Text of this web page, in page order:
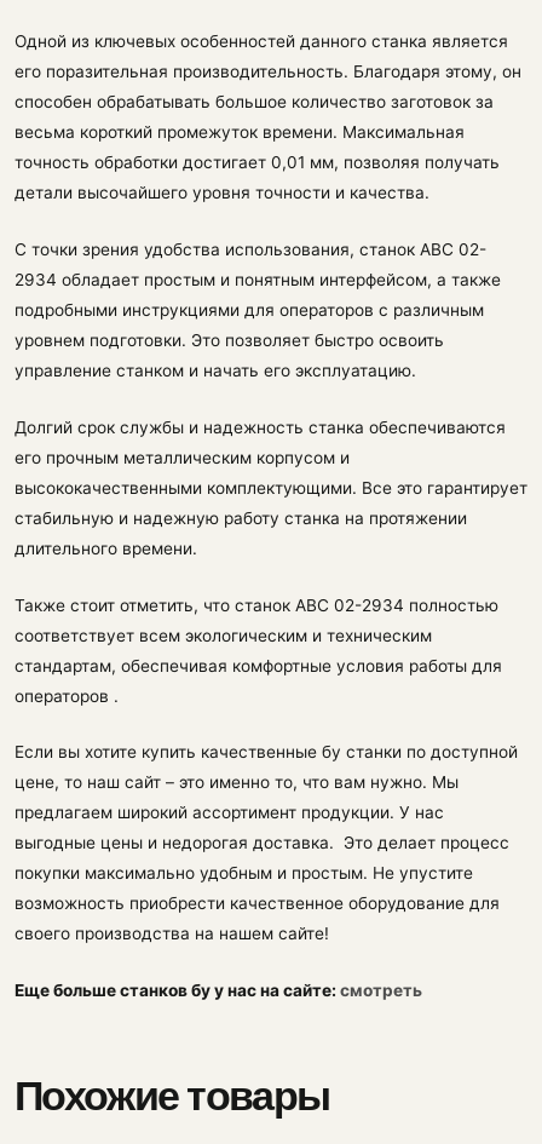
Одной из ключевых особенностей данного станка является
его поразительная производительность. Благодаря этому, он
способен обрабатывать большое количество заготовок за
весьма короткий промежуток времени. Максимальная
точность обработки достигает 0,01 мм, позволяя получать
детали высочайшего уровня точности и качества.
С точки зрения удобства использования, станок АВС 02-
2934 обладает простым и понятным интерфейсом, а также
подробными инструкциями для операторов с различным
уровнем подготовки. Это позволяет быстро освоить
управление станком и начать его эксплуатацию.
Долгий срок службы и надежность станка обеспечиваются
его прочным металлическим корпусом и
высококачественными комплектующими. Все это гарантирует
стабильную и надежную работу станка на протяжении
длительного времени.
Также стоит отметить, что станок АВС 02-2934 полностью
соответствует всем экологическим и техническим
стандартам, обеспечивая комфортные условия работы для
операторов .
Если вы хотите купить качественные бу станки по доступной
цене, то наш сайт – это именно то, что вам нужно. Мы
предлагаем широкий ассортимент продукции. У нас
выгодные цены и недорогая доставка. Это делает процесс
покупки максимально удобным и простым. Не упустите
возможность приобрести качественное оборудование для
своего производства на нашем сайте!
Еще больше станков бу у нас на сайте: смотреть
Похожие товары